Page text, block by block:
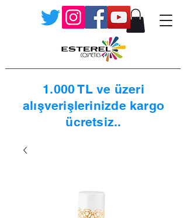
1.000 TL ve üzeri
alışverişlerinizde kargo
ücretsiz..